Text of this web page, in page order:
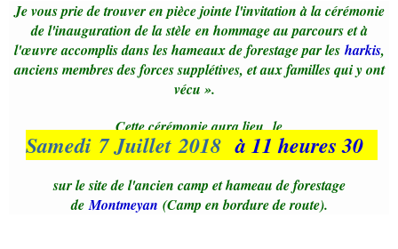
Je vous prie de trouver en pièce jointe l'invitation à la cérémonie
de l'inauguration de la stèle en hommage au parcours et à
l'œuvre accomplis dans les hameaux de forestage par les harkis,
anciens membres des forces supplétives, et aux familles qui y ont
vécu ».
Cette cérémonie aura lieu le
Samedi 7 Juillet 2018à 11 heures 30
sur le site de l'ancien camp et hameau de forestage
de Montmeyan (Camp en bordure de route).